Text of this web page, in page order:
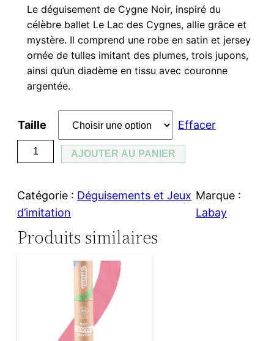
Le déguisement de Cygne Noir, inspiré du
célèbre ballet Le Lac des Cygnes, allie grâce et
mystère. Il comprend une robe en satin et jersey
ornée de tulles imitant des plumes, trois jupons,
ainsi qu’un diadème en tissu avec couronne
argentée.
Taille
Effacer
u
n
t
i
AJOUTER AU PANIER
Catégorie : Déguisements et Jeux
d’imitation
Marque :
Labay
Produits similaires